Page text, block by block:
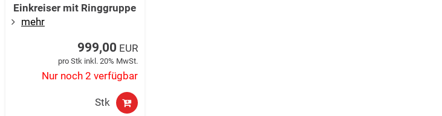
Einkreiser mit Ringgruppe
mehr
999,00 EUR
pro Stk inkl. 20% MwSt.
Nur noch 2 verfügbar
Stk